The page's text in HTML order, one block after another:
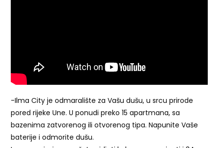
-Ilma City je odmaralište za Vašu dušu, u srcu prirode
pored rijeke Une. U ponudi preko 15 apartmana, sa
bazenima zatvorenog ili otvorenog tipa. Napunite Vaše
baterije i odmorite dušu.